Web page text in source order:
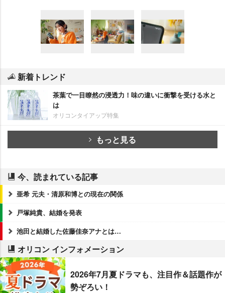
新着トレンド
茶葉で一目瞭然の浸透力！味の違いに衝撃を受ける水と
は
オリコンタイアップ特集
もっと見る
今、読まれている記事
亜希 元夫・清原和博との現在の関係
戸塚純貴、結婚を発表
池田と結婚した佐藤佳奈アナとは…
オリコン インフォメーション
2026年7月夏ドラマも、注目作＆話題作が
勢ぞろい！